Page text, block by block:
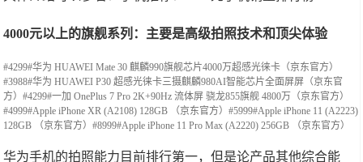
4000元以上的旗舰系列：主要是高级拍照技术和顶尖体验
#4299#华为 HUAWEI Mate 30 麒麟990旗舰芯片4000万超感光徕卡（京东官方）
#3988#华为 HUAWEI P30 超感光徕卡三摄麒麟980AI智能芯片全面屏屏（京东官
方）#4299#一加 OnePlus 7 Pro 2K+90Hz 流体屏 骁龙855旗舰 4800万（京东官方）
#4999#Apple iPhone XR (A2108) 128GB （京东官方）#5999#Apple iPhone 11 (A2223)
128GB （京东官方）#8999#Apple iPhone 11 Pro Max (A2220) 256GB （京东官方）
华为手机的拍照能力目前排行第一，但是论产品其他综合能